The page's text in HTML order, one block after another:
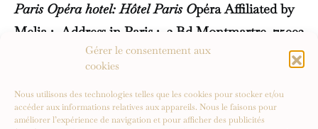
Gérer le consentement aux
cookies
Nous utilisons des technologies telles que les cookies pour stocker et/ou
accéder aux informations relatives aux appareils. Nous le faisons pour
améliorer l’expérience de navigation et pour afficher des publicités
Paris Opéra hotel: Hôtel Paris Opéra Affiliated by
Melia : Address in Paris : 3 Bd Montmartre, 75002
click here